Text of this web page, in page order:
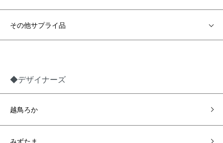
その他サプライ品
◆デザイナーズ
越鳥ろか
みずたま